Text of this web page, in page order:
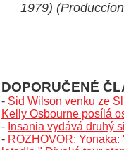
1979)
DOPORUČENÉ
- Sid Wilson venku ze
Kelly Osbourne posílá
- Insania vydává druhý
- ROZHOVOR: